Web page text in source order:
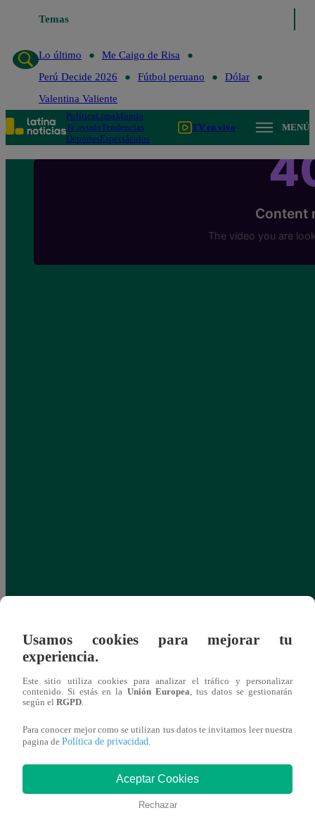
Temas
Lo último
Me Caigo de Risa
Perú Decide 2026
Fútbol peruano
Dólar
Valentina Valiente
PolíticaLimaMundo
Te ayudoTendencias
DeportesEspectáculos
TV en vivo MENÚ
¿Yahaira Plasencia y Maritza Rodríguez
más unidas que nunca?
Usamos cookies para mejorar tu
experiencia.
Este sitio utiliza cookies para analizar el tráfico y personalizar
contenido. Si estás en la Unión Europea , tus datos se gestionarán
según el RGPD
Para conocer mejor como se utilizan tus datos te invitamos leer nuestra
pagina de Política de privacidad
Aceptar Cookies
Rechazar